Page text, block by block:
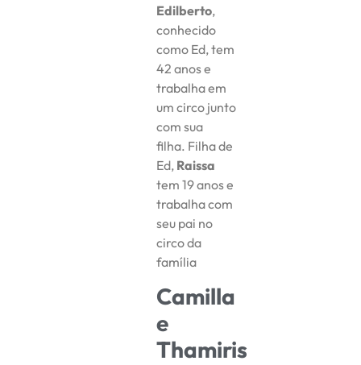
Edilberto,
conhecido
como Ed, tem
42 anos e
trabalha em
um circo junto
com sua
filha. Filha de
Ed, Raissa
tem 19 anos e
trabalha com
seu pai no
circo da
família
Camilla
e
Thamiris